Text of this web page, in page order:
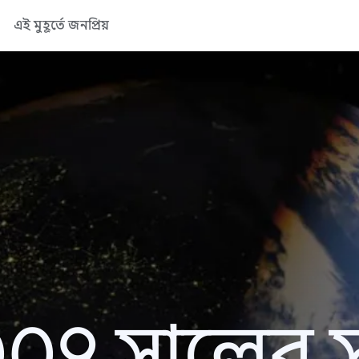
এই মুহূর্তে জনপ্রিয়